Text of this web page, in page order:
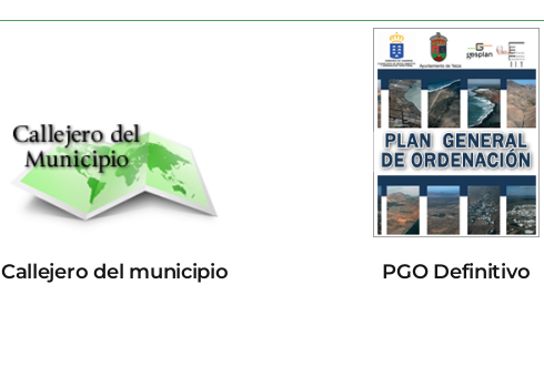
Callejero del municipio PGO Definitivo